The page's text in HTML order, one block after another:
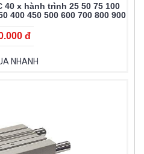
x hành trình 25 50 75 100
400 450 500 600 700 800 900
1000
đ
NHANH